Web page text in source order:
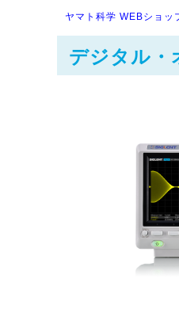
ヤマト科学 WEBショッ
デジタル・